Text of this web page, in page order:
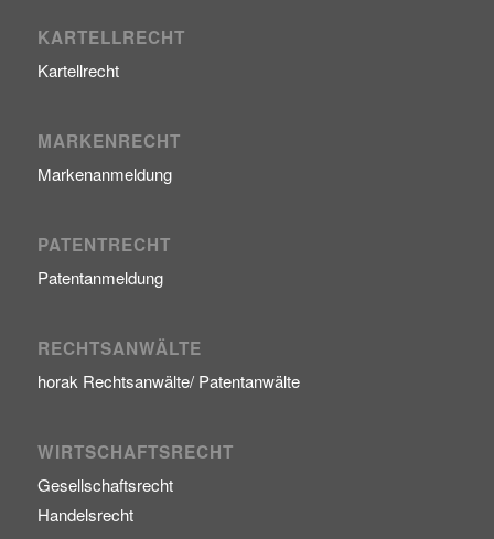
KARTELLRECHT
Kartellrecht
MARKENRECHT
Markenanmeldung
PATENTRECHT
Patentanmeldung
RECHTSANWÄLTE
horak Rechtsanwälte/ Patentanwälte
WIRTSCHAFTSRECHT
Gesellschaftsrecht
Handelsrecht